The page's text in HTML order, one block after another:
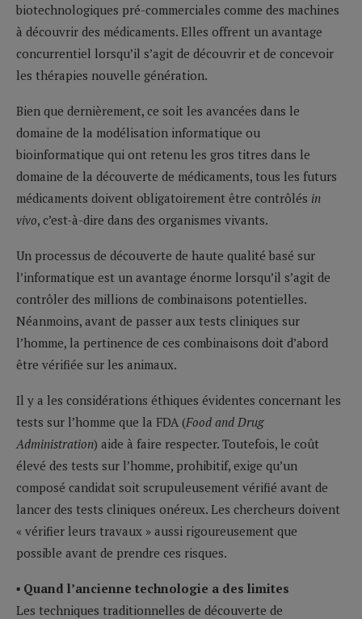
biotechnologiques pré-commerciales comme des machines
à découvrir des médicaments. Elles offrent un avantage
concurrentiel lorsqu’il s’agit de découvrir et de concevoir
les thérapies nouvelle génération.
Bien que dernièrement, ce soit les avancées dans le
domaine de la modélisation informatique ou
bioinformatique qui ont retenu les gros titres dans le
domaine de la découverte de médicaments, tous les futurs
médicaments doivent obligatoirement être contrôlés in
vivo, c’est-à-dire dans des organismes vivants.
Un processus de découverte de haute qualité basé sur
l’informatique est un avantage énorme lorsqu’il s’agit de
contrôler des millions de combinaisons potentielles.
Néanmoins, avant de passer aux tests cliniques sur
l’homme, la pertinence de ces combinaisons doit d’abord
être vérifiée sur les animaux.
Il y a les considérations éthiques évidentes concernant les
tests sur l’homme que la FDA (Food and Drug
Administration) aide à faire respecter. Toutefois, le coût
élevé des tests sur l’homme, prohibitif, exige qu’un
composé candidat soit scrupuleusement vérifié avant de
lancer des tests cliniques onéreux. Les chercheurs doivent
« vérifier leurs travaux » aussi rigoureusement que
possible avant de prendre ces risques.
▪ Quand l’ancienne technologie a des limites
Les techniques traditionnelles de découverte de